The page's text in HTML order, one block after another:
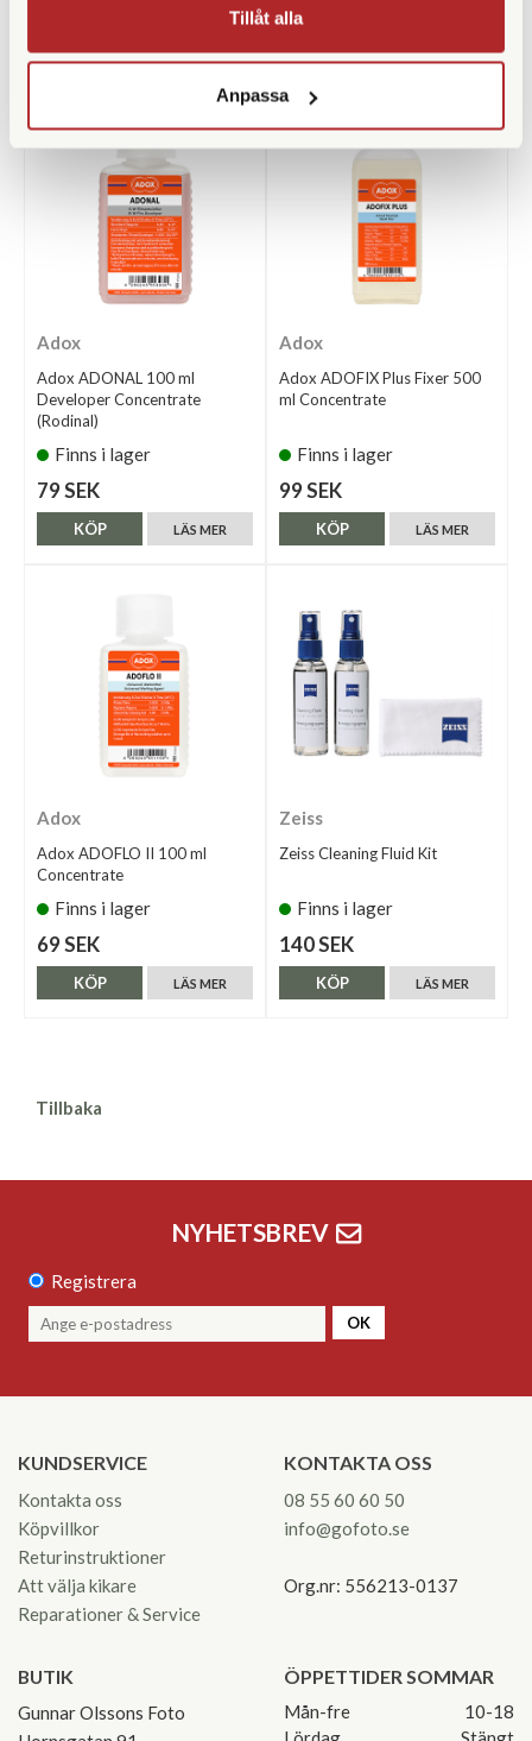
Tillåt alla
Anpassa
LÄS MER
KÖP
69 SEK
LÄS MER
KÖP
Adox
Adox ADONAL 100 ml
Developer Concentrate
(Rodinal)
Finns i lager
79 SEK
LÄS MER
KÖP
Adox
Adox ADOFIX Plus Fixer 500
ml Concentrate
Finns i lager
99 SEK
LÄS MER
KÖP
Adox
Adox ADOFLO II 100 ml
Concentrate
Finns i lager
69 SEK
LÄS MER
KÖP
Zeiss
Zeiss Cleaning Fluid Kit
Finns i lager
140 SEK
LÄS MER
KÖP
Tillbaka
NYHETSBREV
Registrera
OK
KUNDSERVICE
Kontakta oss
Köpvillkor
Returinstruktioner
Att välja kikare
Reparationer & Service
KONTAKTA OSS
08 55 60 60 50
info@gofoto.se
Org.nr: 556213-0137
BUTIK
Gunnar Olssons Foto
ÖPPETTIDER SOMMAR
Mån-fre
10-18